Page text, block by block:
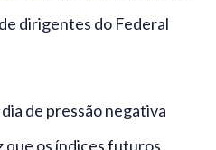
dirigentes do Federal
de pressão negativa
que os índices futuros